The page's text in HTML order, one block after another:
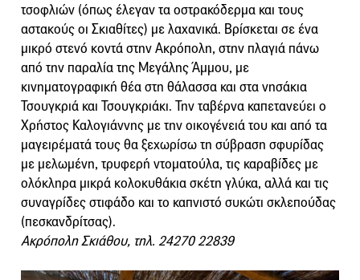
τσοφλιών (όπως έλεγαν τα οστρακόδερμα και τους
αστακούς οι Σκιαθίτες) με λαχανικά. Βρίσκεται σε ένα
μικρό στενό κοντά στην Ακρόπολη, στην πλαγιά πάνω
από την παραλία της Μεγάλης Άμμου, με
κινηματογραφική θέα στη θάλασσα και στα νησάκια
Τσουγκριά και Τσουγκριάκι. Την ταβέρνα καπετανεύει ο
Χρήστος Καλογιάννης με την οικογένειά του και από τα
μαγειρέματά τους θα ξεχωρίσω τη σύβραση σφυρίδας
με μελωμένη, τρυφερή ντοματούλα, τις καραβίδες με
ολόκληρα μικρά κολοκυθάκια σκέτη γλύκα, αλλά και τις
συναγρίδες στιφάδο και το καπνιστό συκώτι σκλεπούδας
(πεσκανδρίτσας).
Ακρόπολη Σκιάθου, τηλ. 24270 22839